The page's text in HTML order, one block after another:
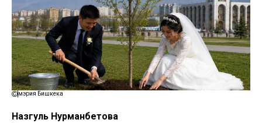
мэрия Бишкека
Назгуль Нурманбетова